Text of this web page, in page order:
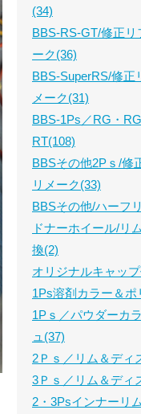
(34)
BBS-RS-GT/修正リ
ーク(36)
BBS-SuperRS/修正
メーク(31)
BBS-1Ps／RG・
RT(108)
BBSその他2Pｓ/修
リメーク(33)
BBSその他/ハーフ
ドナーホイール/リ
換(2)
オリジナルキャッ
1Ps溶剤カラー＆ポ
1Pｓ／パウダーカ
ュ(37)
2Ｐｓ／リム＆ディ
3Ｐｓ／リム＆ディ
2・3Psインナーリ